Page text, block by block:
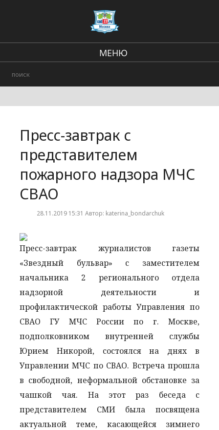
МЕНЮ
Городские события
Пресс-завтрак с
представителем
пожарного надзора МЧС
СВАО
28.11.2019 15:31 Автор: katerina_bondarchuk
Пресс-завтрак журналистов газеты
«Звездный бульвар» с заместителем
начальника 2 регионального отдела
надзорной деятельности и
профилактической работы Управления по
СВАО ГУ МЧС России по г. Москве,
подполковником внутренней службы
Юрием Никорой, состоялся на днях в
Управлении МЧС по СВАО. Встреча прошла
в свободной, неформальной обстановке за
чашкой чая. На этот раз беседа с
представителем СМИ была посвящена
актуальной теме, касающейся зимнего